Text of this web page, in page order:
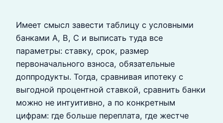
Имеет смысл завести таблицу с условными
банками A, B, C и выписать туда все
параметры: ставку, срок, размер
первоначального взноса, обязательные
доппродукты. Тогда, сравнивая ипотеку с
выгодной процентной ставкой, сравнить банки
можно не интуитивно, а по конкретным
цифрам: где больше переплата, где жестче